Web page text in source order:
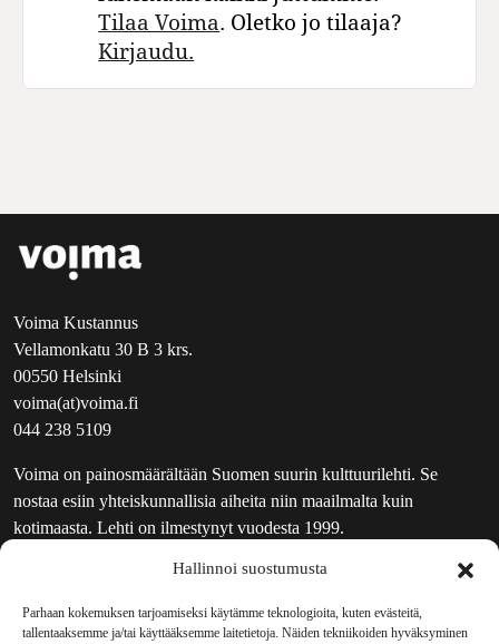
Hallinnoi suostumusta
Parhaan kokemuksen tarjoamiseksi käytämme teknologioita, kuten evästeitä,
tallentaaksemme ja/tai käyttääksemme laitetietoja. Näiden tekniikoiden hyväksyminen
Tilaa Voima. Oletko jo tilaaja?
Kirjaudu.
Voima Kustannus
Vellamonkatu 30 B 3 krs.
00550 Helsinki
voima(at)voima.fi
044 238 5109
Voima on painosmäärältään Suomen suurin kulttuurilehti. Se
nostaa esiin yhteiskunnallisia aiheita niin maailmalta kuin
kotimaasta. Lehti on ilmestynyt vuodesta 1999.
UUTISKIRJE
MAINOSTAJILLE